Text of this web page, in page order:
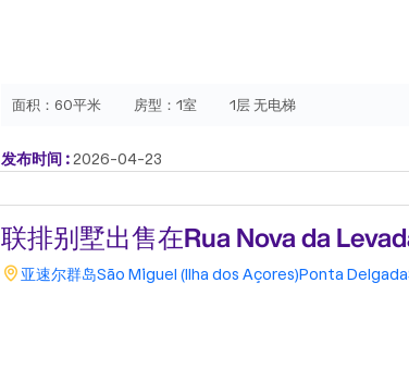
面积：60平米 房型：1室 1层 无电梯
发布时间 :2026-04-23
联排别墅出售在Rua Nova da
亚速尔群岛São Miguel (Ilha dos Açores)Ponta Delgada